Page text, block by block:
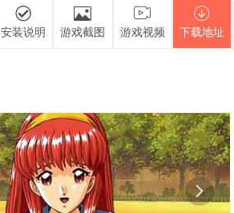
安装说明 游戏截图 游戏视频 下载地址
